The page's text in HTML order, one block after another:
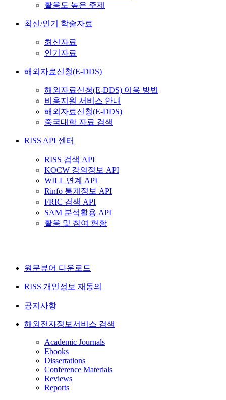
활용도 높은 주제
최신/인기 학술자료
최신자료
인기자료
해외자료신청(E-DDS)
해외자료신청(E-DDS) 이용 방법
비용지원 서비스 안내
해외자료신청(E-DDS)
중국대학 자료 검색
RISS API 센터
RISS 검색 API
KOCW 강의정보 API
WILL 연계 API
Rinfo 통계정보 API
FRIC 검색 API
SAM 분석활용 API
활용 및 참여 현황
원문뷰어 다운로드
RISS 개인정보 재동의
공지사항
해외전자정보서비스 검색
Academic Journals
Ebooks
Dissertations
Conference Materials
Reviews
Reports